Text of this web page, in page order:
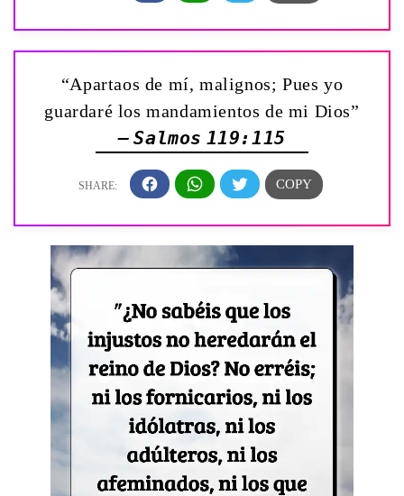
“Apartaos de mí, malignos; Pues yo
guardaré los mandamientos de mi Dios”
— Salmos 119:115